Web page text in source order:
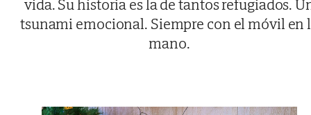
vida. Su historia es la de tantos refugiados.
tsunami emocional. Siempre con el móvil en
mano.